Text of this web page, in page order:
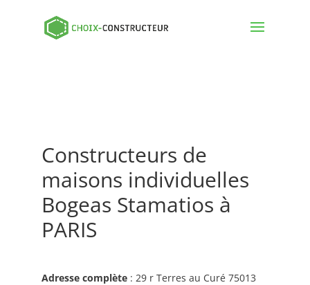
Constructeurs de
maisons individuelles
Bogeas Stamatios à
PARIS
Adresse complète: 29 r Terres au Curé 75013